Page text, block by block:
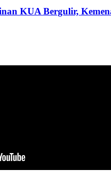
KUA Bergulir,